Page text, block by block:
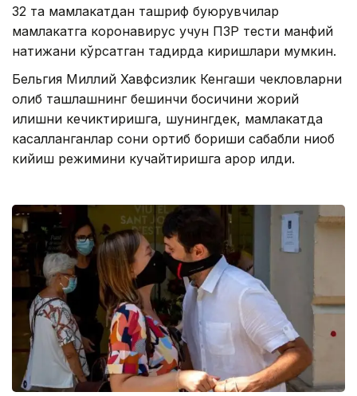
32 та мамлакатдан ташриф буюрувчилар
мамлакатга коронавирус учун ПЗР тести манфий
натижани кўрсатган тақдирда киришлари мумкин.
Бельгия Миллий Хавфсизлик Кенгаши чекловларни
олиб ташлашнинг бешинчи босқичини жорий
қилишни кечиктиришга, шунингдек, мамлакатда
касалланганлар сони ортиб бориши сабабли ниқоб
кийиш режимини кучайтиришга қарор қилди.